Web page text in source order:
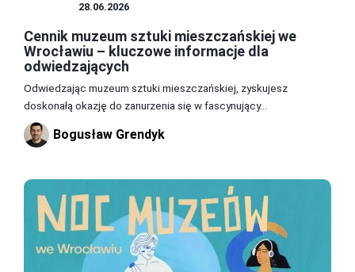
28.06.2026
Cennik muzeum sztuki mieszczańskiej we
Wrocławiu – kluczowe informacje dla
odwiedzających
Odwiedzając muzeum sztuki mieszczańskiej, zyskujesz
doskonałą okazję do zanurzenia się w fascynujący...
Bogusław Grendyk